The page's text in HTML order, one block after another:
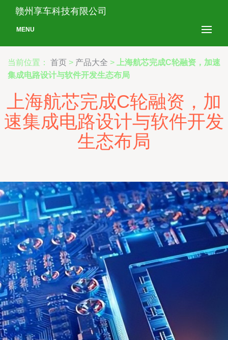
赣州享车科技有限公司
MENU
当前位置： 首页 > 产品大全 >
上海航芯完成C轮融资，加速
集成电路设计与软件开发生态布局
上海航芯完成C轮融资，加
速集成电路设计与软件开发
生态布局